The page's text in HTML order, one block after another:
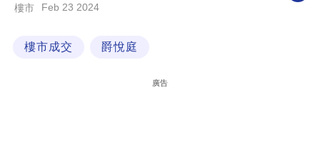
科
樓市 Feb 23 2024
樓市成交 爵悅庭
廣告